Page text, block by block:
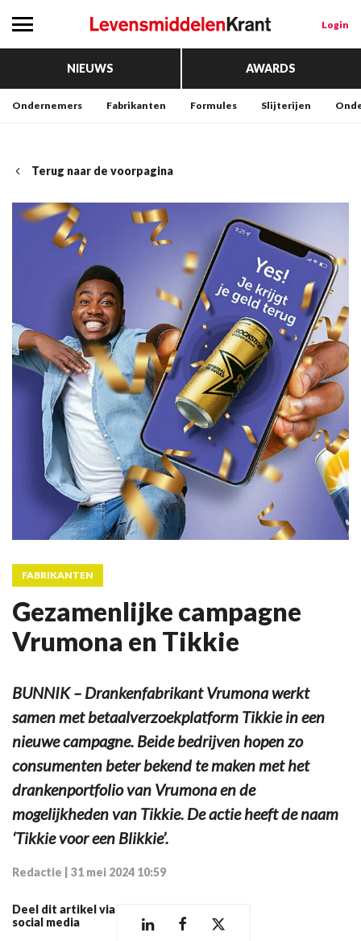
Login
NIEUWS AWARDS
Ondernemers Fabrikanten Formules Slijterijen
Terug naar de voorpagina
FABRIKANTEN
Gezamenlijke campagne
Vrumona en Tikkie
BUNNIK – Drankenfabrikant Vrumona werkt
samen met betaalverzoekplatform Tikkie in een
nieuwe campagne. Beide bedrijven hopen zo
consumenten beter bekend te maken met het
drankenportfolio van Vrumona en de
mogelijkheden van Tikkie. De actie heeft de naam
‘Tikkie voor een Blikkie’.
Redactie 31 mei 2024 10:59
Deel dit artikel via
social media